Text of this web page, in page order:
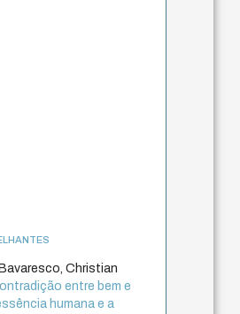
Christian
entre bem e
humana e a